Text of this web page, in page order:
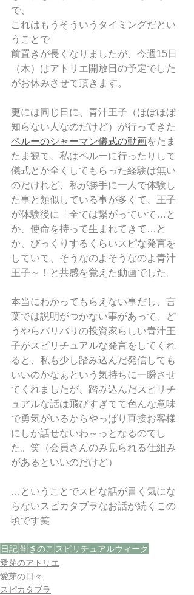
で、
これはもうそういうタイミングだとい
うことで
前置きが長くなりましたが、今週15日
（木）はアトリエ開放日の予定でした
がお休みさせて頂きます。
更には同じ日に、青汁王子（ほぼほぼ
知らない人なのだけど）が行ってきた
ペルーのシャーマン儀式の動画をたま
たま観て、私はペルーに行ったりして
儀式とか全くしてもらった経験は無い
のだけれど、私が勝手に一人で体験し
た事と類似している事が多くて、王子
が体験後に「全ては繋がっていて…と
か、使命を持って生まれてきて…と
か、びっくりするくらいスピな発言を
していて、そうなのよそうなのよ青汁
王子～！と共感を覚えた動画でした。
本当にわかってもらえない事だし、言
葉では説明がつかない事があって、ど
うやらバリバリの投資家らしい青汁王
子がスピリチュアルな発言をしてくれ
ると、私も少し踏み込んだ発信しても
いいのかなぁという気持ちに一瞬させ
てくれましたが、踏み込んだスピリチ
ュアルな話は飛びすぎてて色んな意味
で勇気がいるからやっぱり直接お客様
にしか話せないわ～っとなるのでし
た。笑（会員さんのみ見られる仕組み
があるといいのだけど）
…ということでスピな話が書く気にな
らないスピカタブラなお話が続くこの
頃です笑
日記苔 きのこ スピリチュアルウィーク
愛芽のアトリエ
愛芽の日々
スピカタブラ